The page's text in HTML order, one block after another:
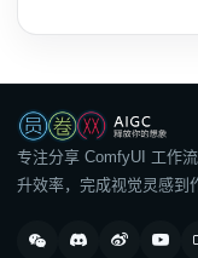
专注分享 ComfyUI 工作
升效率，完成视觉灵感到